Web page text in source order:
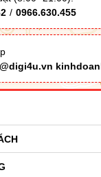
/ 0966.630.455